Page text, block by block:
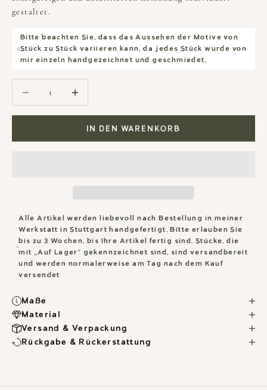
gestaltet.
Bitte beachten Sie, dass das Aussehen der Motive von
Stück zu Stück variieren kann, da jedes Stück wurde von
mir einzeln handgezeichnet und geschmiedet.
IN DEN WARENKORB
Alle Artikel werden liebevoll nach Bestellung in meiner
Werkstatt in Stuttgart handgefertigt. Bitte erlauben Sie
bis zu 3 Wochen, bis Ihre Artikel fertig sind. Stücke, die
mit „Auf Lager“ gekennzeichnet sind, sind versandbereit
und werden normalerweise am Tag nach dem Kauf
versendet
Maße
Material
Versand & Verpackung
Rückgabe & Rückerstattung